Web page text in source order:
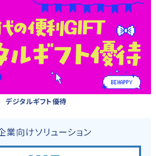
ジタルギフト優待
業向けソリューション